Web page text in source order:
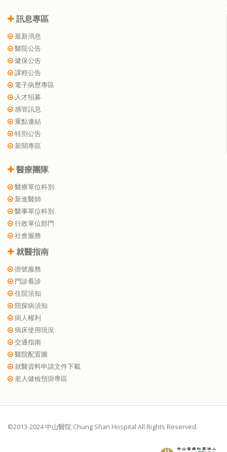
訊息專區
最新消息
醫院公告
健保公告
課程公告
電子病歷專區
人才招募
感管訊息
重點連結
特別公告
新聞專區
醫療團隊
醫療單位科別
新進醫師
醫事單位科別
行政單位部門
社會服務
就醫指南
掛號服務
門診看診
住院須知
陪探病須知
病人權利
病床使用現況
交通指南
醫院配置圖
就醫資料申請文件下載
老人健檢預掛專區
©2013-2024 中山醫院 Chung Shan Hospital All Rights Reserved.